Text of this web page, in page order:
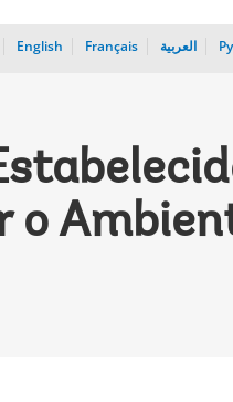
English Français العربية
o